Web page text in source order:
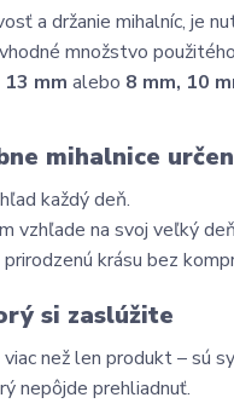
a držanie mihalníc, je
množstvo
13 mm alebo 8 mm, 10
mihalnice
každý deň.
vzhľade na svoj veľký
krásu bez
si zaslúžite
než len produkt – sú
nepôjde prehliadnuť.